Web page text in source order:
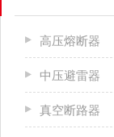
高压熔断器
中压避雷器
真空断路器